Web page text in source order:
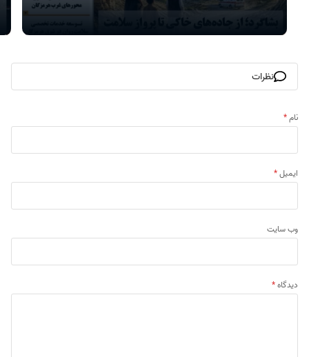
نظرات
نام*
ایمیل*
وب‌ سایت
دیدگاه*